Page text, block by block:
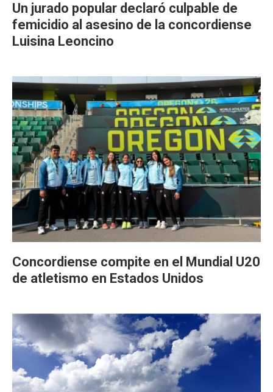
Un jurado popular declaró culpable de
femicidio al asesino de la concordiense
Luisina Leoncino
Concordiense compite en el Mundial U20
de atletismo en Estados Unidos